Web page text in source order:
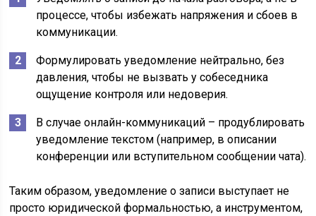
процессе, чтобы избежать напряжения и сбоев в
коммуникации.
Формулировать уведомление нейтрально, без
давления, чтобы не вызвать у собеседника
ощущение контроля или недоверия.
В случае онлайн-коммуникаций – продублировать
уведомление текстом (например, в описании
конференции или вступительном сообщении чата).
Таким образом, уведомление о записи выступает не
просто юридической формальностью, а инструментом,